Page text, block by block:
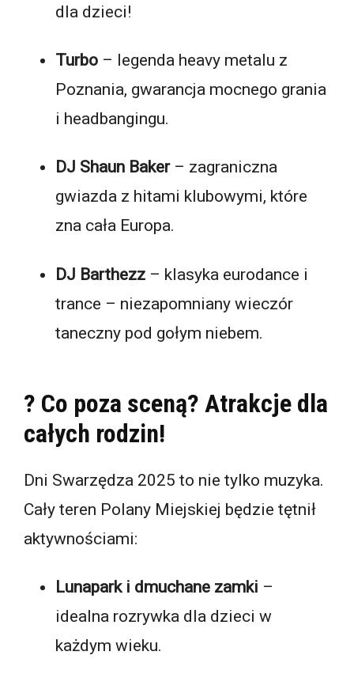
dla dzieci!
Turbo – legenda heavy metalu z
Poznania, gwarancja mocnego grania
i headbangingu.
DJ Shaun Baker– zagraniczna
gwiazda z hitami klubowymi, które
zna cała Europa.
DJ Barthezz – klasyka eurodance i
trance – niezapomniany wieczór
taneczny pod gołym niebem.
? Co poza sceną? Atrakcje dla
całych rodzin!
Dni Swarzędza 2025 to nie tylko muzyka.
Cały teren Polany Miejskiej będzie tętnił
aktywnościami:
Lunapark i dmuchane zamki –
idealna rozrywka dla dzieci w
każdym wieku.